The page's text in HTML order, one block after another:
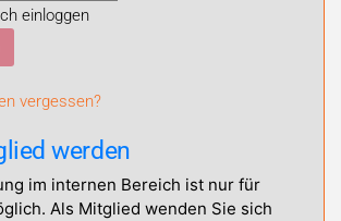
einloggen
vergessen?
werden
im internen Bereich ist nur für
Als Mitglied wenden Sie sich